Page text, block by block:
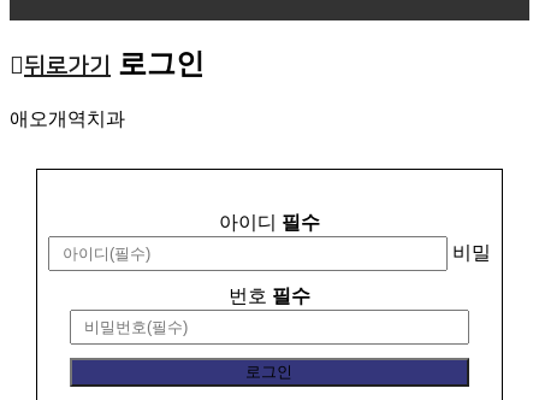
뒤로가기 로그인
애오개역치과
아이디 필수
비밀
번호 필수